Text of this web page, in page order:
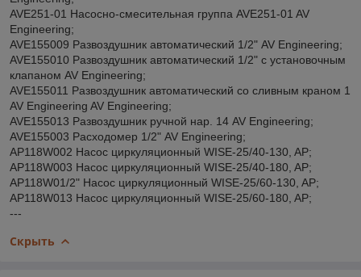
AVE251-01 Насосно-смесительная группа AVE251-01 AV
Engineering;
AVE155009 Развоздушник автоматический 1/2" AV Engineering;
AVE155010 Развоздушник автоматический 1/2" с установочным
клапаном AV Engineering;
AVE155011 Развоздушник автоматический со сливным краном 1
AV Engineering AV Engineering;
AVE155013 Развоздушник ручной нар. 14 AV Engineering;
AVE155003 Расходомер 1/2" AV Engineering;
AP118W002 Насос циркуляционный WISE-25/40-130, AP;
AP118W003 Насос циркуляционный WISE-25/40-180, AP;
AP118W01/2" Насос циркуляционный WISE-25/60-130, AP;
AP118W013 Насос циркуляционный WISE-25/60-180, AP;
---
Скрыть